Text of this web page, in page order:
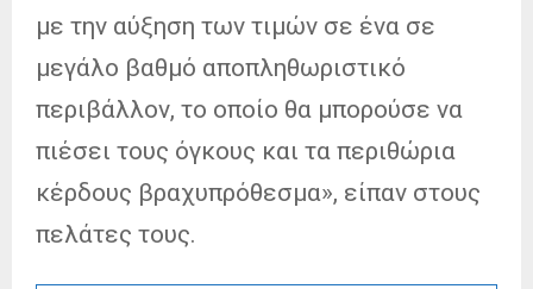
με την αύξηση των τιμών σε ένα σε
μεγάλο βαθμό αποπληθωριστικό
περιβάλλον, το οποίο θα μπορούσε να
πιέσει τους όγκους και τα περιθώρια
κέρδους βραχυπρόθεσμα», είπαν στους
πελάτες τους.